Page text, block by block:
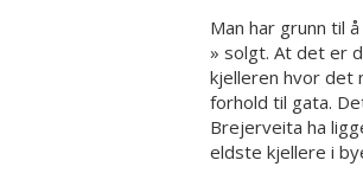
Man har grunn til
» solgt. At det er
kjelleren hvor det
forhold til gata.
Brejerveita ha
eldste kjellere i